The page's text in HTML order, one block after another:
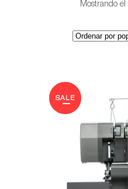
Mostrando
SALE